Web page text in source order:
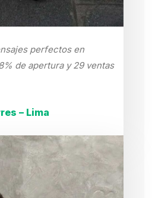
perfectos en
de apertura y 29 ventas
– Lima